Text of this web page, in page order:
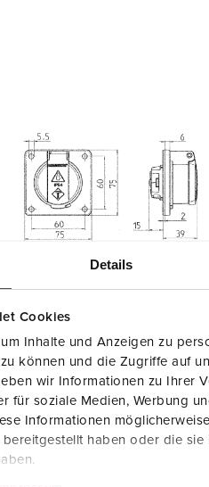
Details
Cookies
Inhalte und Anzeigen zu
können und die Zugriffe auf
wir Informationen zu Ihrer
für soziale Medien, Werbung
Informationen
bereitgestellt haben oder die sie